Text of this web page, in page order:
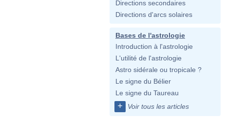
Directions secondaires
Directions d'arcs solaires
Bases de l'astrologie
Introduction à l'astrologie
L'utilité de l'astrologie
Astro sidérale ou tropicale ?
Le signe du Bélier
Le signe du Taureau
+ Voir tous les articles